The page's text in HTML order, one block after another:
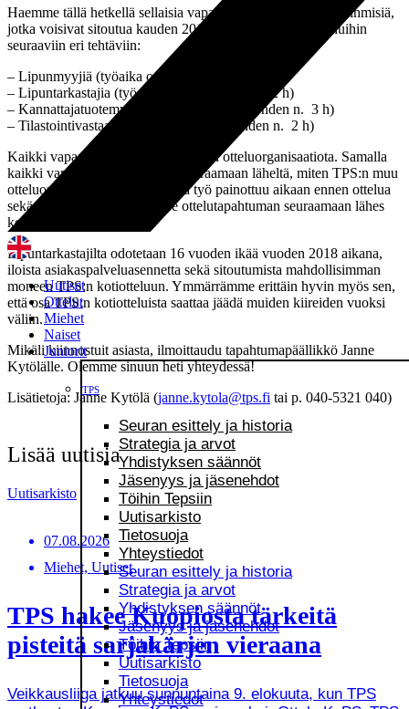
Uutiset
Ottelut
Miehet
Naiset
Juniorit
TPS
Seuran esittely ja historia
Strategia ja arvot
Yhdistyksen säännöt
Jäsenyys ja jäsenehdot
Töihin Tepsiin
Uutisarkisto
Tietosuoja
Yhteystiedot
Seuran esittely ja historia
Strategia ja arvot
Yhdistyksen säännöt
Jäsenyys ja jäsenehdot
Töihin Tepsiin
Uutisarkisto
Tietosuoja
Yhteystiedot
Haemme tällä hetkellä sellaisia vapaaehtoisia TPS-henkisiä ihmisiä,
jotka voisivat sitoutua kauden 2018 osalta TPS:n kotiotteluihin
seuraaviin eri tehtäviin:
– Lipunmyyjiä (työaika ottelua kohden n. 2 h)
– Lipuntarkastajia (työaika ottelua kohden n. 2 h)
– Kannattajatuotemyyjää (työaika ottelua kohden n. 3 h)
– Tilastointivastaavaa (työaika ottelua kohden n. 2 h)
Kaikki vapaaehtoiset ovat osa TPS:n otteluorganisaatiota. Samalla
kaikki vapaaehtoiset pääsevät seuraamaan läheltä, miten TPS:n muu
otteluorganisaatio toimii. Koska työ painottuu aikaan ennen ottelua
sekä tauolle, pääsee myös itse ottelutapahtuman seuraamaan lähes
kokonaan.
Lipuntarkastajilta odotetaan 16 vuoden ikää vuoden 2018 aikana,
iloista asiakaspalveluasennetta sekä sitoutumista mahdollisimman
moneen TPS:n kotiotteluun. Ymmärrämme erittäin hyvin myös sen,
että osa TPS:n kotiotteluista saattaa jäädä muiden kiireiden vuoksi
väliin.
Mikäli kiinnostuit asiasta, ilmoittaudu tapahtumapäällikkö Janne
Kytölälle. Olemme sinuun heti yhteydessä!
Lisätietoja: Janne Kytölä (janne.kytola@tps.fi tai p. 040-5321 040)
Lisää uutisia
Uutisarkisto
07.08.2026
Miehet, Uutiset
TPS hakee Kuopiosta tärkeitä
pisteitä sarjakärjen vieraana
Veikkausliiga jatkuu sunnuntaina 9. elokuuta, kun TPS